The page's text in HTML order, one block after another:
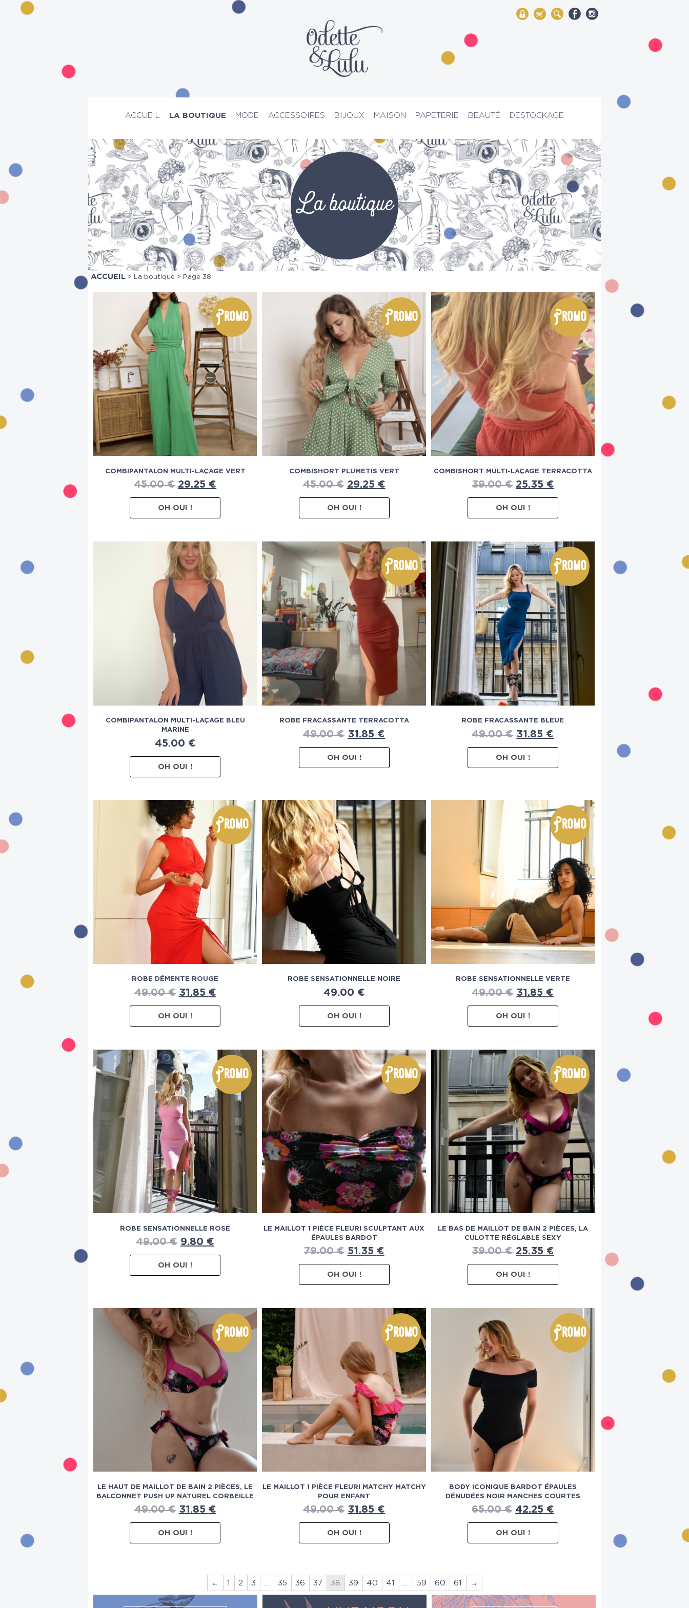
My Account
Mon panier
Rechercher
ACCUEIL LA BOUTIQUE MODE ACCESSOIRES BIJOUX MAISON PAPETERIE BEAUTÉ DESTOCKAGE
PRIX D’ATELIER
La boutique
ACCUEIL > La boutique > Page 38
Promo
COMBIPANTALON MULTI-LAÇAGE VERT
45.00€ 29.25 €
OH OUI !
Promo
COMBISHORT PLUMETIS VERT
45.00€ 29.25 €
OH OUI !
Promo
COMBISHORT MULTI-LAÇAGE TERRACOTTA
39.00€ 25.35 €
OH OUI !
COMBIPANTALON MULTI-LAÇAGE BLEU
MARINE
45.00 €
OH OUI !
Promo
ROBE FRACASSANTE TERRACOTTA
49.00€ 31.85 €
OH OUI !
Promo
ROBE FRACASSANTE BLEUE
49.00€ 31.85 €
OH OUI !
Promo
ROBE DÉMENTE ROUGE
49.00€ 31.85 €
OH OUI !
ROBE SENSATIONNELLE NOIRE
49.00 €
OH OUI !
Promo
ROBE SENSATIONNELLE VERTE
49.00€ 31.85 €
OH OUI !
Promo
ROBE SENSATIONNELLE ROSE
49.00€ 9.80 €
OH OUI !
Promo
LE MAILLOT 1 PIÈCE FLEURI SCULPTANT AUX
ÉPAULES BARDOT
79.00€ 51.35 €
OH OUI !
Promo
LE BAS DE MAILLOT DE BAIN 2 PIÈCES, LA
CULOTTE RÉGLABLE SEXY
39.00€ 25.35 €
OH OUI !
Promo
LE HAUT DE MAILLOT DE BAIN 2 PIÈCES, LE
BALCONNET PUSH UP NATUREL CORBEILLE
49.00€ 31.85 €
OH OUI !
Promo
LE MAILLOT 1 PIÈCE FLEURI MATCHY MATCHY
POUR ENFANT
49.00€ 31.85 €
OH OUI !
Promo
BODY ICONIQUE BARDOT ÉPAULES
DÉNUDÉES NOIR MANCHES COURTES
65.00€ 42.25 €
OH OUI !
← 1 2 3 35 36 37 38 39 40 41 59 60 61 →